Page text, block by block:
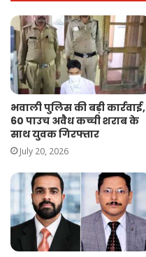
भवाली पुलिस की बड़ी कार्रवाई,
60 पाउच अवैध कच्ची शराब के
साथ युवक गिरफ्तार
July 20, 2026